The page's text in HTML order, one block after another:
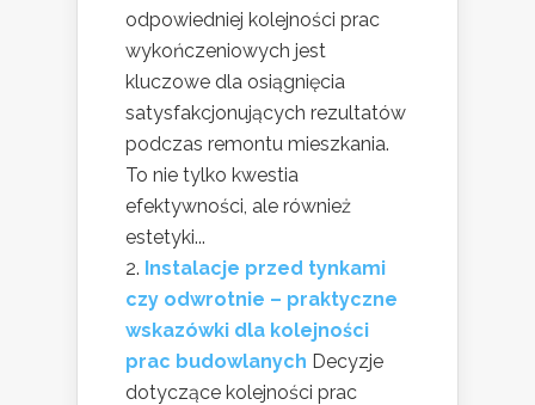
odpowiedniej kolejności prac
wykończeniowych jest
kluczowe dla osiągnięcia
satysfakcjonujących rezultatów
podczas remontu mieszkania.
To nie tylko kwestia
efektywności, ale również
estetyki...
Instalacje przed tynkami
czy odwrotnie – praktyczne
wskazówki dla kolejności
prac budowlanych Decyzje
dotyczące kolejności prac